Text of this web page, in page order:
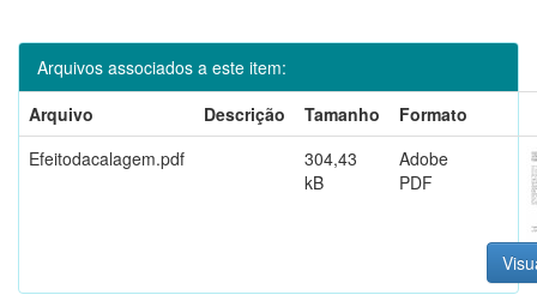
Arquivos associados a este item:
Arquivo
Descrição Tamanho
Formato
Efeitodacalagem.pdf
304,43
kB
Adobe
PDF